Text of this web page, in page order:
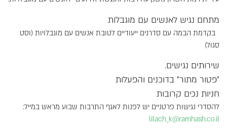
מתחם נגיש לאנשים עם מוגבלות
בקדמת הבמה עם סדרנים ייעודיים לטובת אנשים עם מוגבלויות (וסט
סגול)
שירותים נגישים.
"פטור מתור" בדוכנים והפעלות
חניות נכים קרובות
להסדרי נגישות פרטניים יש לפנות לאגף התרבות שבוע מראש במייל:
lilach_k@ramhash.co.il